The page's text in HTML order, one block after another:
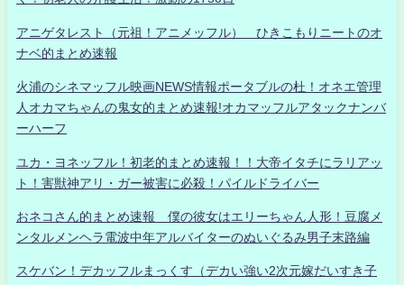
アニゲタレスト（元祖！アニメッフル） ひきこもりニートのオ
ナベ的まとめ速報
火浦のシネマッフル映画NEWS情報ポータブルの杜！オネエ管理
人オカマちゃんの鬼女的まとめ速報!オカマッフルアタックナンバ
ーハーフ
ユカ・ヨネッフル！初老的まとめ速報！！大帝イタチにラリアッ
ト！害獣神アリ・ガー被害に必殺！パイルドライバー
おネコさん的まとめ速報 僕の彼女はエリーちゃん人形！豆腐メ
ンタルメンヘラ電波中年アルバイターのぬいぐるみ男子末路編
スケバン！デカッフルまっくす（デカい強い2次元嫁だいすき子